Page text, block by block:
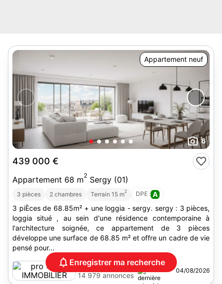
Appartement neuf
6
439 000 €
Appartement 68 m2 Sergy (01)
3 pièces 2 chambres Terrain 15 m2 DPE : A
3 piÈces de 68.85m² + une loggia - sergy. sergy : 3 pièces,
loggia situé , au sein d'une résidence contemporaine à
l'architecture soignée, ce appartement de 3 pièces
développe une surface de 68.85 m² et offre un cadre de vie
pensé pour...
BLG IMMOBILIER
14 979 annonces
04/08/2026
Enregistrer ma recherche